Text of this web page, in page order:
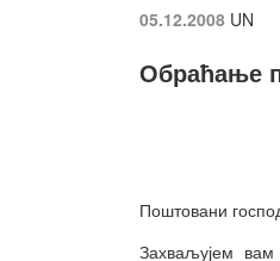
05.12.2008 UN
Обраћање
Поштовани
Захваљујем